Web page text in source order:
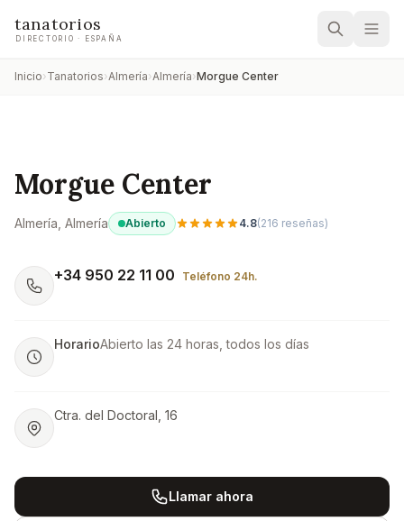
tanatorios
DIRECTORIO · ESPAÑA
Inicio›Tanatorios›Almería›Almería›Morgue Center
Morgue Center
Almería , Almería Abierto 4.8(216 reseñas)
+34 950 22 11 00 Teléfono 24h.
HorarioAbierto las 24 horas, todos los días
Ctra. del Doctoral, 16
Llamar ahora